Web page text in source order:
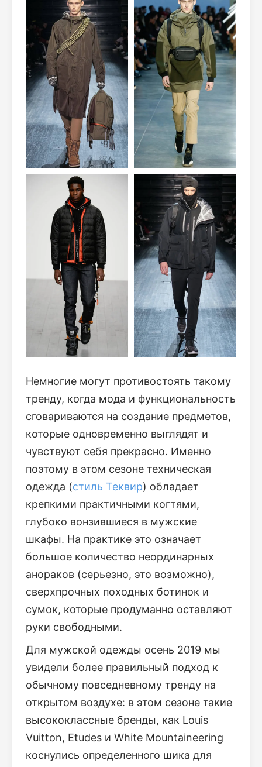
Немногие могут противостоять такому
тренду, когда мода и функциональность
сговариваются на создание предметов,
которые одновременно выглядят и
чувствуют себя прекрасно. Именно
поэтому в этом сезоне техническая
одежда (стиль Теквир) обладает
крепкими практичными когтями,
глубоко вонзившиеся в мужские
шкафы. На практике это означает
большое количество неординарных
анораков (серьезно, это возможно),
сверхпрочных походных ботинок и
сумок, которые продуманно оставляют
руки свободными.
Для мужской одежды осень 2019 мы
увидели более правильный подход к
обычному повседневному тренду на
открытом воздухе: в этом сезоне такие
высококлассные бренды, как Louis
Vuitton, Etudes и White Mountaineering
коснулись определенного шика для